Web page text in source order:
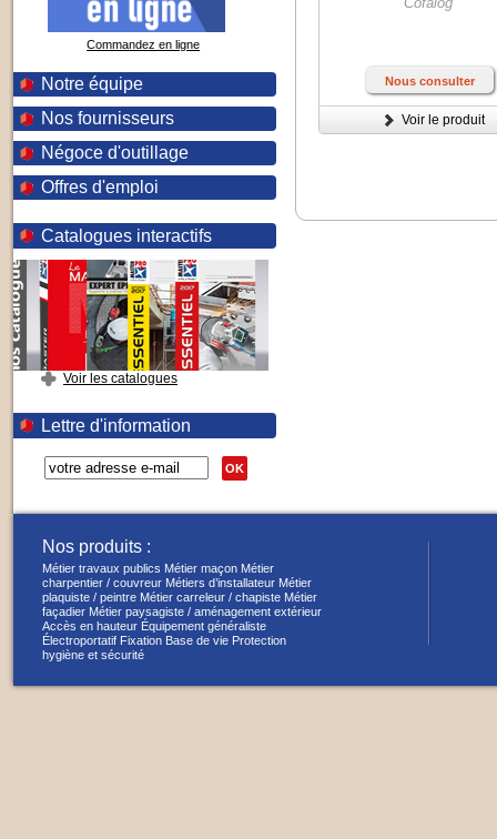
Commandez en ligne
Notre équipe
Nos fournisseurs
Négoce d'outillage
Offres d'emploi
Catalogues interactifs
Voir les catalogues
Lettre d'information
OK
Nous consulter
Voir le produit
Nos produits :
Métier travaux publics Métier maçon Métier
charpentier / couvreur Métiers d’installateur Métier
plaquiste / peintre Métier carreleur / chapiste Métier
façadier Métier paysagiste / aménagement extérieur
Accès en hauteur Équipement généraliste
Électroportatif Fixation Base de vie Protection
hygiène et sécurité